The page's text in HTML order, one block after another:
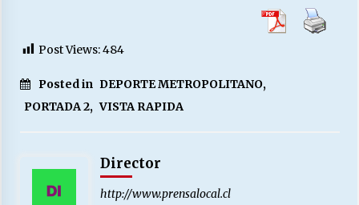
Post Views:484
Posted in DEPORTE METROPOLITANO,
PORTADA 2, VISTA RAPIDA
Director
http://www.prensalocal.cl